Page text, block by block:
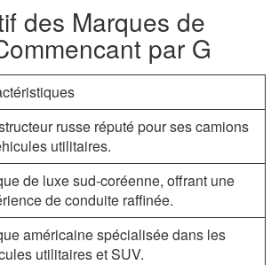
des Marques de
par G
russe réputé pour ses camions
utilitaires.
de luxe sud-coréenne, offrant une
de conduite raffinée.
américaine spécialisée dans les
utilitaires et SUV.